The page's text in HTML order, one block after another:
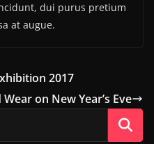
dui purus pretium
at augue.
2017
on New Year’s Eve